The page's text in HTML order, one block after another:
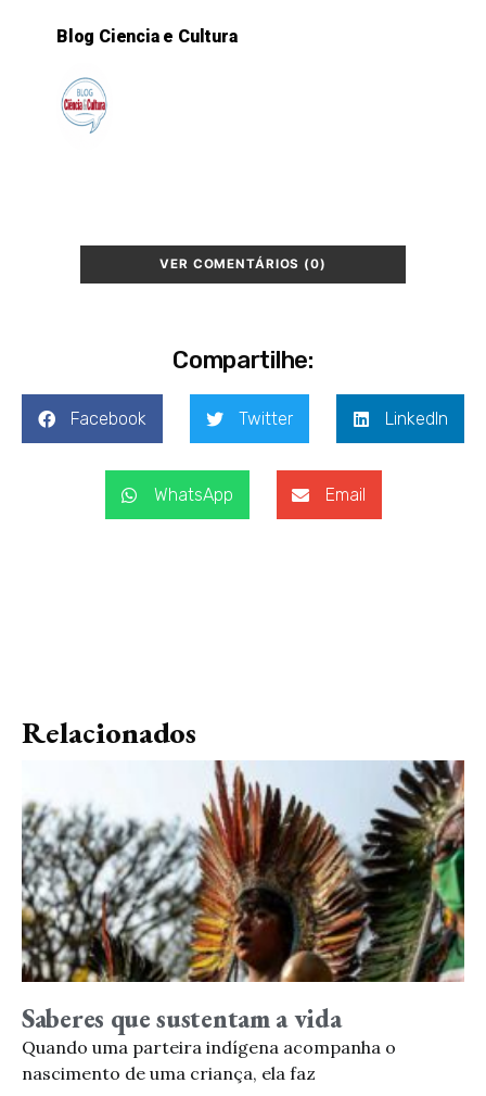
Blog Ciencia e Cultura
VER COMENTÁRIOS (0)
Compartilhe:
Facebook Twitter LinkedIn
WhatsApp Email
Relacionados
Saberes que sustentam a vida
Quando uma parteira indígena acompanha o
nascimento de uma criança, ela faz